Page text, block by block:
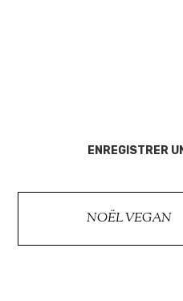
ENREGISTRER
NOËL VEGAN